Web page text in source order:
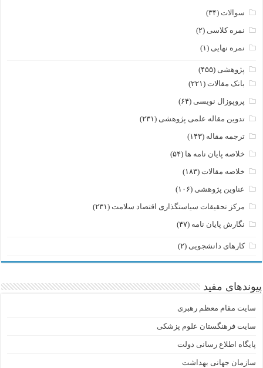
سوالات (۳۴)
نمره کلاسی (۲)
نمره نهایی (۱)
پژوهشی (۴۵۵)
بانک مقالات (۲۲۱)
پروپوزال نویسی (۶۴)
تدوین مقاله علمی پژوهشی (۲۳۱)
ترجمه مقاله (۱۴۳)
خلاصه پایان نامه ها (۵۴)
خلاصه مقالات (۱۸۳)
عناوین پژوهشی (۱۰۶)
مرکز تحقیقات سیاستگذاری اقتصاد سلامت (۲۳۱)
نگارش پایان نامه (۴۷)
کارهای دانشجویی (۲)
پیوندهای مفید
سایت مقام معظم رهبری
سایت فرهنگستان علوم پزشکی
پایگاه اطلاع رسانی دولت
سازمان جهانی بهداشت